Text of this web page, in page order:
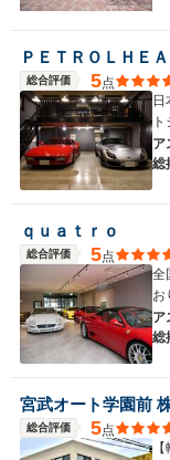
ＰＥＴＲＯＬＨＥ
総合評価 5点
日
ア
総
ｑｕａｔｒｏ
総合評価 5点
全
お
ア
総
宮武オート学園前
総合評価 5点